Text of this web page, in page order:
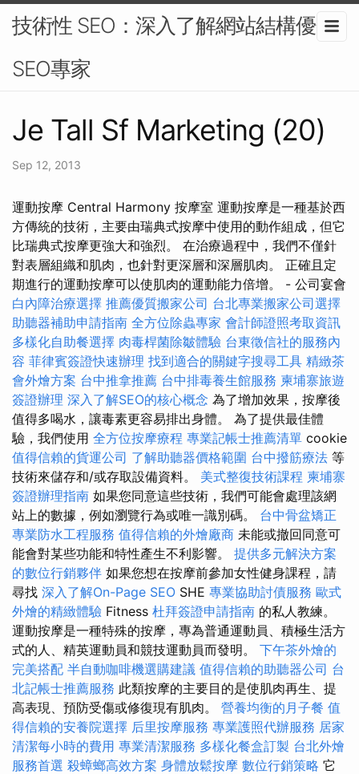
技術性 SEO：深入了解網站結構優化-
SEO專家
Je Tall Sf Marketing (20)
Sep 12, 2013
運動按摩 Central Harmony 按摩室 運動按摩是一種基於西
方傳統的技術，主要由瑞典式按摩中使用的動作組成，但它
比瑞典式按摩更強大和強烈。 在治療過程中，我們不僅針
對表層組織和肌肉，也針對更深層和深層肌肉。 正確且定
期進行的運動按摩可以使肌肉的運動能力倍增。 - 公司宴會
白內障治療選擇 推薦優質搬家公司 台北專業搬家公司選擇
助聽器補助申請指南 全方位除蟲專家 會計師證照考取資訊
多樣化自助餐選擇 肉毒桿菌除皺體驗 台東徵信社的服務內
容 菲律賓簽證快速辦理 找到適合的關鍵字搜尋工具 精緻茶
會外燴方案 台中推拿推薦 台中排毒養生館服務 柬埔寨旅遊
簽證辦理 深入了解SEO的核心概念 為了增加效果，按摩後
值得多喝水，讓毒素更容易排出身體。 為了提供最佳體
驗，我們使用 全方位按摩療程 專業記帳士推薦清單 cookie
值得信賴的貨運公司 了解助聽器價格範圍 台中撥筋療法 等
技術來儲存和/或存取設備資料。 美式整復技術課程 柬埔寨
簽證辦理指南 如果您同意這些技術，我們可能會處理該網
站上的數據，例如瀏覽行為或唯一識別碼。 台中骨盆矯正
專業防水工程服務 值得信賴的外燴廠商 未能或撤回同意可
能會對某些功能和特性產生不利影響。 提供多元解決方案
的數位行銷夥伴 如果您想在按摩前參加女性健身課程，請
尋找 深入了解On-Page SEO SHE 專業協助討債服務 歐式
外燴的精緻體驗 Fitness 杜拜簽證申請指南 的私人教練。
運動按摩是一種特殊的按摩，專為普通運動員、積極生活方
式的人、精英運動員和競技運動員而發明。 下午茶外燴的
完美搭配 半自動咖啡機選購建議 值得信賴的助聽器公司 台
北記帳士推薦服務 此類按摩的主要目的是使肌肉再生、提
高表現、預防受傷或修復現有肌肉。 營養均衡的月子餐 值
得信賴的安養院選擇 后里按摩服務 專業護照代辦服務 居家
清潔每小時的費用 專業清潔服務 多樣化餐盒訂製 台北外燴
服務首選 殺蟑螂高效方案 身體放鬆按摩 數位行銷策略 它